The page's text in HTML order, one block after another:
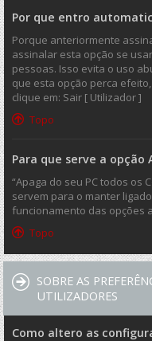
Por que entro
Porque anteriormente
assinalar esta opção se
pessoas. Isso evita o uso
que esta opção perca
clique em: Sair [ Utilizador ]
Topo
Para que serve a opção
“Apaga do seu PC todos os
servem para o manter
funcionamento das opções
Topo
SOBRE AS
UTILIZADORES
Como altero as